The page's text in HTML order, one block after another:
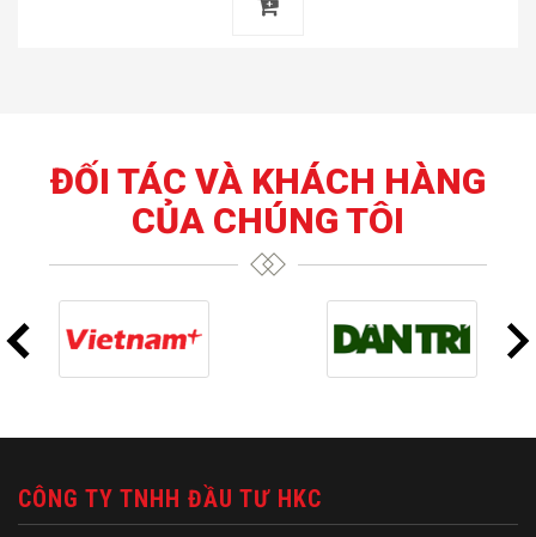
ĐỐI TÁC VÀ KHÁCH HÀNG
CỦA CHÚNG TÔI
CÔNG TY TNHH ĐẦU TƯ HKC